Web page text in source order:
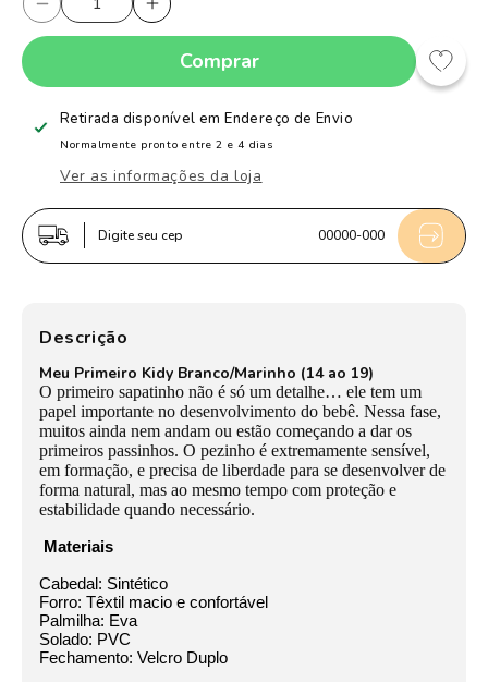
Diminuir
a
de
Tênis
Sapatilha
Infantil
Kidy
Casual
Passos
Aumentar
a
quantidade
de
Tênis
Sapatilha
Infantil
Casual
Comprar
Retirada disponível emEndereço de Envio
Normalmente pronto entre 2 e 4 dias
Ver as informações da loja
Digite seu cep 00000-000
Descrição
Meu Primeiro Kidy Branco/Marinho (14 ao 19)
O primeiro sapatinho não é só um detalhe… ele tem um
papel importante no desenvolvimento do bebê. Nessa fase,
muitos ainda nem andam ou estão começando a dar os
primeiros passinhos. O pezinho é extremamente sensível,
em formação, e precisa de liberdade para se desenvolver de
forma natural, mas ao mesmo tempo com proteção e
estabilidade quando necessário.
Materiais
Cabedal: Sintético
Forro: Têxtil macio e confortável
Palmilha: Eva
Solado: PVC
Fechamento: Velcro Duplo